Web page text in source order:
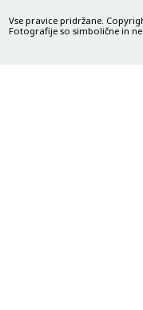
Vse pravice pridržane.
Fotografije so simbolične in